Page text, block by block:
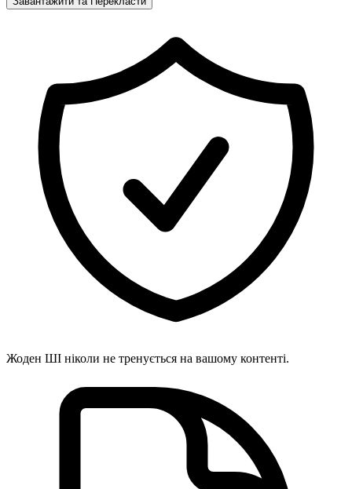
Жоден ШІ ніколи не тренується на вашому контенті.